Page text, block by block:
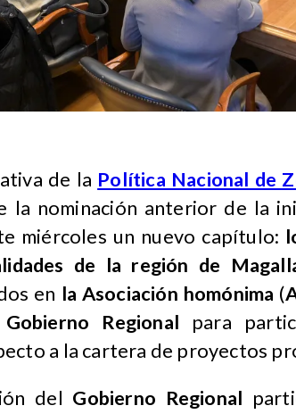
de la Política Nacional de
la nominación anterior de la
miércoles un nuevo capítulo:
de la región de
en la Asociación homónima (
Gobierno Regional para
a la cartera de proyectos
del Gobierno Regional